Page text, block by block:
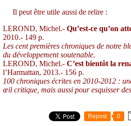
Il peut être utile aussi de relire :
LEROND, Michel.- Qu’est-ce qu’on
2010.- 149 p.
Les cent premières chroniques de notre
du développement soutenable.
LEROND, Michel.- C’est bientôt la
l’Harmattan, 2013.- 156 p.
100 chroniques écrites en 2010-2012 :
œil critique, mais aussi pour esquisser
Repost 0